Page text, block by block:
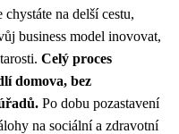
na delší cestu,
business model inovovat,
Celý proces
domova, bez
Po dobu pozastavení
na sociální a zdravotní